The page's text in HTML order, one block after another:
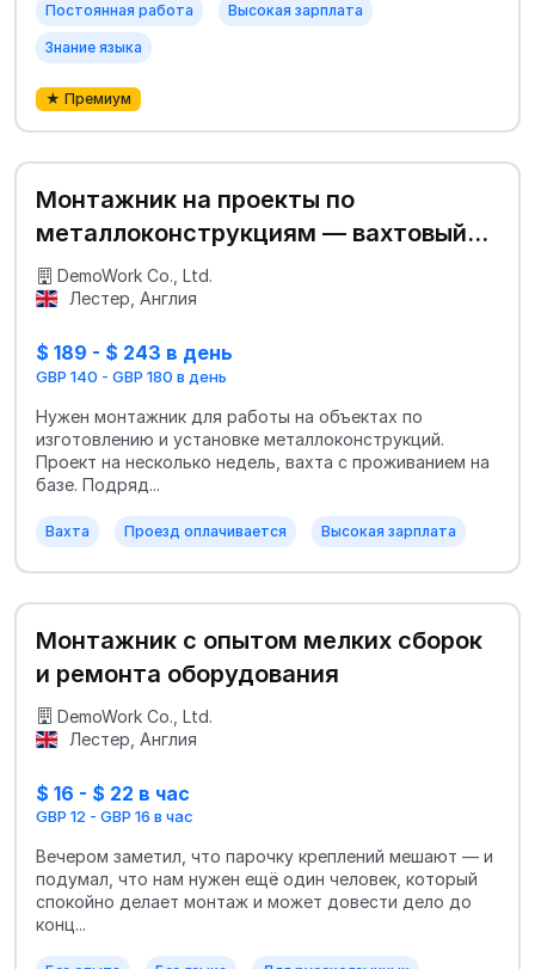
Постоянная работа Высокая зарплата
Знание языка
★ Премиум
Монтажник на проекты по
металлоконструкциям — вахтовый
вариант
DemoWork Co., Ltd.
Лестер, Англия
$ 189 - $ 243 в день
GBP 140 - GBP 180 в день
Нужен монтажник для работы на объектах по
изготовлению и установке металлоконструкций.
Проект на несколько недель, вахта с проживанием на
базе. Подряд...
Вахта Проезд оплачивается Высокая зарплата
Монтажник с опытом мелких сборок
и ремонта оборудования
DemoWork Co., Ltd.
Лестер, Англия
$ 16 - $ 22 в час
GBP 12 - GBP 16 в час
Вечером заметил, что парочку креплений мешают — и
подумал, что нам нужен ещё один человек, который
спокойно делает монтаж и может довести дело до
конц...